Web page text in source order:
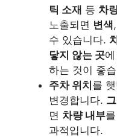
틱 소재 등 차
노출되면 변색,
수 있습니다.
닿지 않는 곳
하는 것이 좋
주차 위치를
변경합니다.
면 차량 내부
과적입니다.